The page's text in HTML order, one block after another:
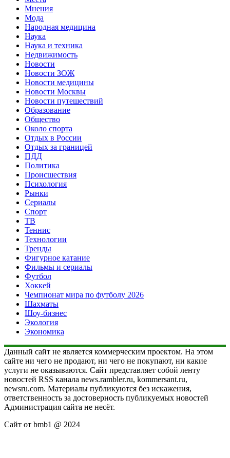
Мнения
Мода
Народная медицина
Наука
Наука и техника
Недвижимость
Новости
Новости ЗОЖ
Новости медицины
Новости Москвы
Новости путешествий
Образование
Общество
Около спорта
Отдых в России
Отдых за границей
ПДД
Политика
Происшествия
Психология
Рынки
Сериалы
Спорт
ТВ
Теннис
Технологии
Тренды
Фигурное катание
Фильмы и сериалы
Футбол
Хоккей
Чемпионат мира по футболу 2026
Шахматы
Шоу-бизнес
Экология
Экономика
Данный сайт не является коммерческим проектом. На этом
сайте ни чего не продают, ни чего не покупают, ни какие
услуги не оказываются. Сайт представляет собой ленту
новостей RSS канала news.rambler.ru, kommersant.ru,
newsru.com. Материалы публикуются без искажения,
ответственность за достоверность публикуемых новостей
Администрация сайта не несёт.
Сайт от bmb1 @ 2024